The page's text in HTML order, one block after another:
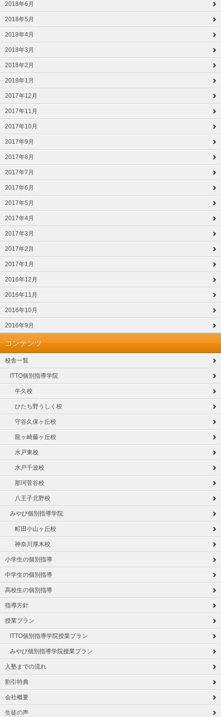
2018年6月
2018年5月
2018年4月
2018年3月
2018年2月
2018年1月
2017年12月
2017年11月
2017年10月
2017年9月
2017年8月
2017年7月
2017年6月
2017年5月
2017年4月
2017年3月
2017年2月
2017年1月
2016年12月
2016年11月
2016年10月
2016年9月
コンテンツ
校舎一覧
ITTO個別指導学院
牛久校
ひたち野うしく校
守谷久保ヶ丘校
龍ヶ崎藤ヶ丘校
水戸東校
水戸千波校
那珂菅谷校
八王子北野校
みやび個別指導学院
町田小山ヶ丘校
神奈川厚木校
小学生の個別指導
中学生の個別指導
高校生の個別指導
指導方針
授業プラン
ITTO個別指導学院授業プラン
みやび個別指導学院授業プラン
入塾までの流れ
割引特典
会社概要
生徒の声